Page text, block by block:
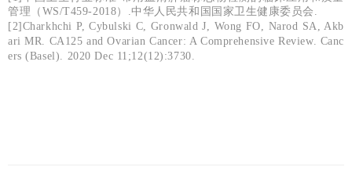
管理（WS/T459-2018）.中华人民共和国国家卫生健康委员会.
[2]Charkhchi P, Cybulski C, Gronwald J, Wong FO, Narod SA, Akb
ari MR. CA125 and Ovarian Cancer: A Comprehensive Review. Canc
ers (Basel). 2020 Dec 11;12(12):3730.